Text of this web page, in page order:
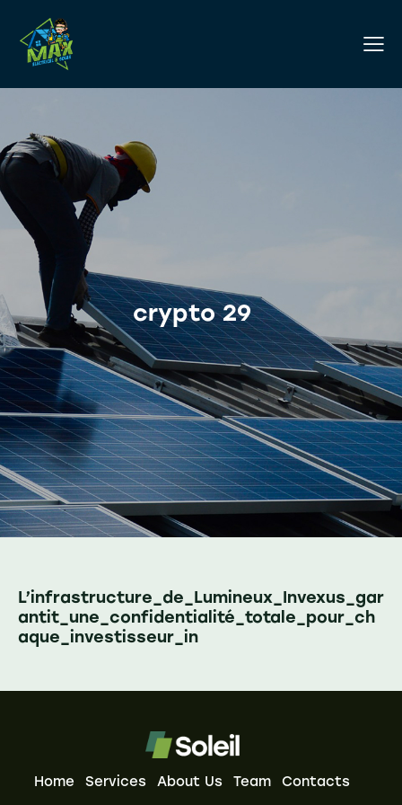
crypto 29
L’infrastructure_de_Lumineux_Invexus_gar
antit_une_confidentialité_totale_pour_ch
aque_investisseur_in
Home Services About Us Team Contacts